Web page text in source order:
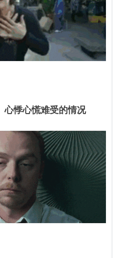
心悸心慌难受的情况